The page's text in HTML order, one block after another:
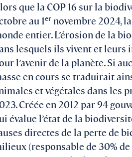
que la COP 16 sur la
au 1ernovembre 2024,
entier. L’érosion de la
lesquels ils vivent et leurs
l’avenir de la planète. Si
en cours se traduirait
et végétales dans les
Créée en 2012 par 94
évalue l’état de la
directes de la perte de
(responsable de 30%